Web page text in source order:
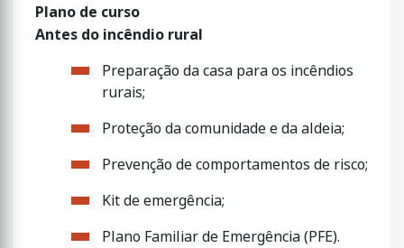
Plano de curso
Antes do incêndio rural
Preparação da casa para os incêndios
rurais;
Proteção da comunidade e da aldeia;
Prevenção de comportamentos de risco;
Kit de emergência;
Plano Familiar de Emergência (PFE).